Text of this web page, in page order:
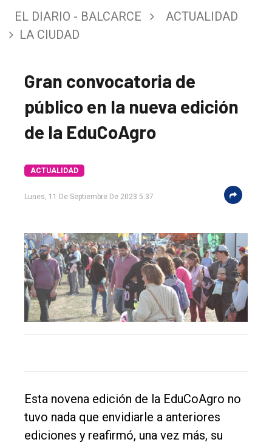
EL DIARIO - BALCARCE
ACTUALIDAD
LA CIUDAD
Gran convocatoria de
público en la nueva edición
de la EduCoAgro
ACTUALIDAD
Lunes, 11 De Septiembre De 2023 5:37
Esta novena edición de la EduCoAgro no
tuvo nada que envidiarle a anteriores
ediciones y reafirmó, una vez más, su